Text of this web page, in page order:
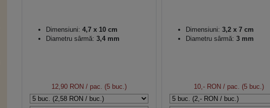
Dimensiuni: 4,7 x 10 cm
Diametru sârmă: 3,4 mm
12,90 RON / pac. (5 buc.)
Dimensiuni: 3,2 x 7 cm
Diametru sârmă: 3 mm
10,- RON / pac. (5 buc.)